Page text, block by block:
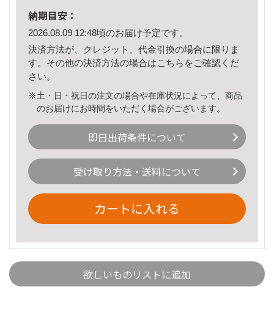
納期目安：
2026.08.09 12:48頃のお届け予定です。
決済方法が、クレジット、代金引換の場合に限りま
す。その他の決済方法の場合はこちら をご確認くだ
さい。
※土・日・祝日の注文の場合や在庫状況によって、商品
のお届けにお時間をいただく場合がございます。
即日出荷条件について
受け取り方法・送料について
カートに入れる
欲しいものリストに追加